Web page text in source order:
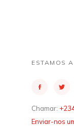
ESTAMOS
Chamar:
Enviar-nos